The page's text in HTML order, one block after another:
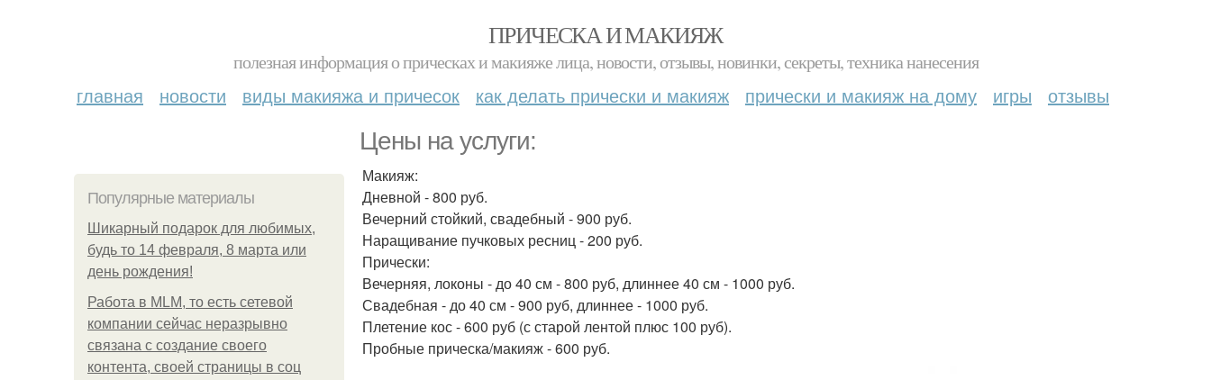
ПРИЧЕСКА И МАКИЯЖ
полезная информация о прическах и макияже лица, новости, отзывы, новинки, секреты, техника нанесения
главная новости виды макияжа и причесок как делать прически и макияж прически и макияж на дому игры отзывы
Цены на услуги:
Популярные материалы
Шикарный подарок для любимых,
будь то 14 февраля, 8 марта или
день рождения!
Работа в MLM, то есть сетевой
компании сейчас неразрывно
связана с создание своего
контента, своей страницы в соц
Макияж:
Дневной - 800 руб.
Вечерний стойкий, свадебный - 900 руб.
Наращивание пучковых ресниц - 200 руб.
Прически:
Вечерняя, локоны - до 40 см - 800 руб, длиннее 40 см - 1000 руб.
Свадебная - до 40 см - 900 руб, длиннее - 1000 руб.
Плетение кос - 600 руб (с старой лентой плюс 100 руб).
Пробные прическа/макияж - 600 руб.